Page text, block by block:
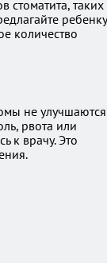
стоматита, таких
ребенку
количество
не улучшаются
рвота или
к врачу. Это